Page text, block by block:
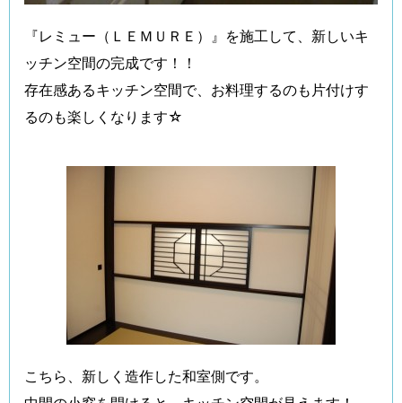
『レミュー（ＬＥＭＵＲＥ）』を施工して、新しいキ
ッチン空間の完成です！！
存在感あるキッチン空間で、お料理するのも片付けす
るのも楽しくなります☆
こちら、新しく造作した和室側です。